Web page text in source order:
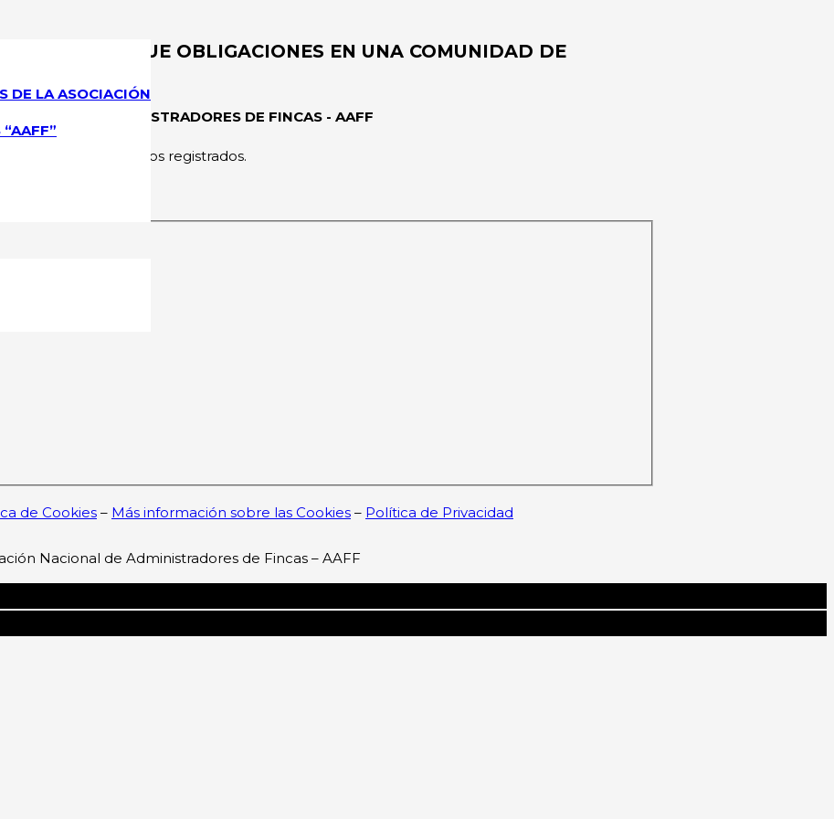
DE LA ASOCIACIÓN
DERECHOS QUE OBLIGACIONES EN UNA COMUNIDAD DE
DE ADMINISTRADORES DE FINCAS - AAFF
a los usuarios registrados.
de Cookies – Más información sobre las Cookies – Política de Privacidad
Nacional de Administradores de Fincas – AAFF